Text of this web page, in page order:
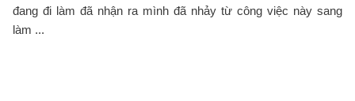
đang đi làm đã nhận ra mình đã nhảy từ công việc này sang
làm ...